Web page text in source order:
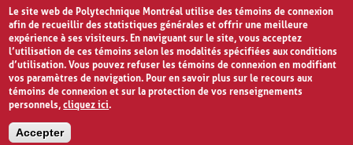
Le site web de Polytechnique Montréal utilise des témoins de connexion
afin de recueillir des statistiques générales et offrir une meilleure
expérience à ses visiteurs. En naviguant sur le site, vous acceptez
l’utilisation de ces témoins selon les modalités spécifiées aux conditions
d’utilisation. Vous pouvez refuser les témoins de connexion en modifiant
vos paramètres de navigation. Pour en savoir plus sur le recours aux
témoins de connexion et sur la protection de vos renseignements
personnels,cliquez ici.
Accepter